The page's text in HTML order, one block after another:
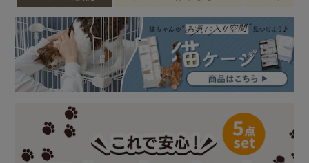
できます。
シートベルト固定用パーツが付いているので、車でのおでか
けも安心です。
給水ボトル装着穴・ショルダーベルト装着穴が付いていま
す。
（給水ボトル・ショルダーベルトは種類によって取り付けら
れない場合があ